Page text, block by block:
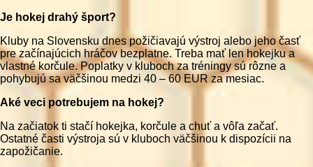
Je hokej drahý šport?
Kluby na Slovensku dnes požičiavajú výstroj alebo jeho časť
pre začínajúcich hráčov bezplatne. Treba mať len hokejku a
vlastné korčule. Poplatky v kluboch za tréningy sú rôzne a
pohybujú sa väčšinou medzi 40 – 60 EUR za mesiac.
Aké veci potrebujem na hokej?
Na začiatok ti stačí hokejka, korčule a chuť a vôľa začať.
Ostatné časti výstroja sú v kluboch väčšinou k dispozícii na
zapožičanie.